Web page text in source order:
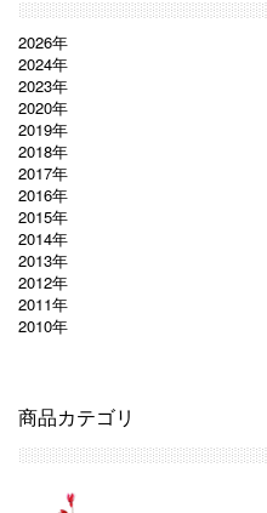
2026年
2024年
2023年
2020年
2019年
2018年
2017年
2016年
2015年
2014年
2013年
2012年
2011年
2010年
商品カテゴリ